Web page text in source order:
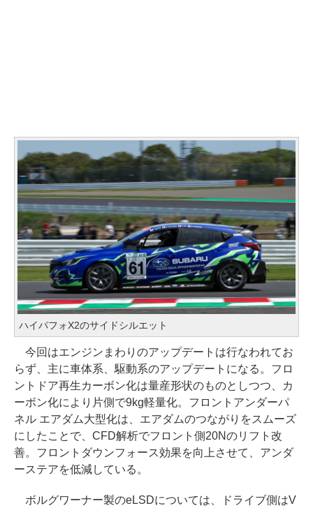
ハイパフォX2のサイドシルエット
今回はエンジンまわりのアップデートは行なわれてお
らず、主に車体系、駆動系のアップデートになる。フロ
ントドア再生カーボン化は量産形状のものとしつつ、カ
ーボン化により片側で9kg軽量化。フロントアンダーパ
ネル エアダム大型化は、エアダムのつながりをスムーズ
にしたことで、CFD解析でフロント側20Nのリフト改
善。フロントダウンフォース効果を向上させて、アンダ
ーステアを低減している。
ボルグワーナー製のeLSDについては、ドライブ側はV